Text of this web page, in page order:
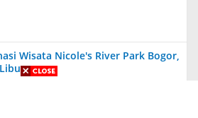
Wisata Nicole's River Park Bogor,